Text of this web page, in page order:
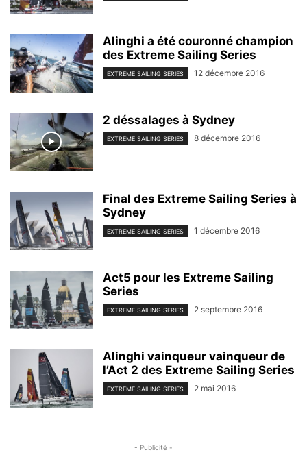
Alinghi a été couronné champion
des Extreme Sailing Series
EXTREME SAILING SERIES 12 décembre 2016
2 déssalages à Sydney
EXTREME SAILING SERIES 8 décembre 2016
Final des Extreme Sailing Series à
Sydney
EXTREME SAILING SERIES 1 décembre 2016
Act5 pour les Extreme Sailing
Series
EXTREME SAILING SERIES 2 septembre 2016
Alinghi vainqueur vainqueur de
l’Act 2 des Extreme Sailing Series
EXTREME SAILING SERIES 2 mai 2016
- Publicité -